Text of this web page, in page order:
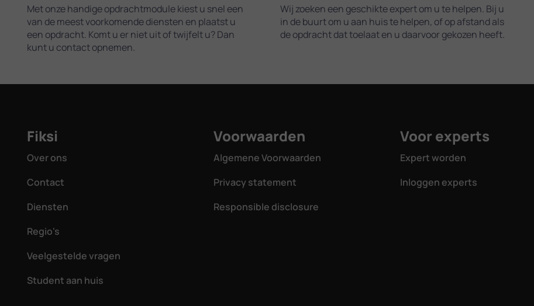
Met onze handige opdrachtmodule kiest u snel een
van de meest voorkomende diensten en plaatst u
een opdracht. Komt u er niet uit of twijfelt u? Dan
kunt u contact opnemen.
Wij zoeken een geschikte expert om u te helpen. Bij u
in de buurt om u aan huis te helpen, of op afstand als
de opdracht dat toelaat en u daarvoor gekozen heeft.
Fiksi
Over ons
Contact
Diensten
Regio's
Veelgestelde vragen
Student aan huis
Voorwaarden
Algemene Voorwaarden
Privacy statement
Responsible disclosure
Voor experts
Expert worden
Inloggen experts